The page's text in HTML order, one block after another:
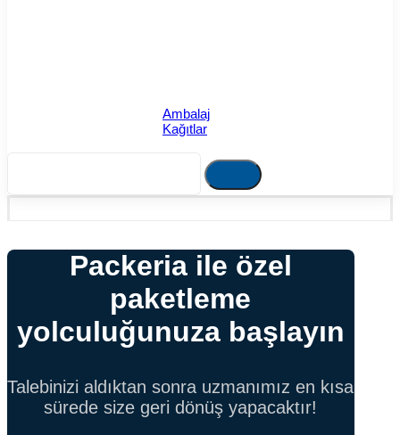
Ambalaj
Kağıtlar
Packeria ile özel
paketleme
yolculuğunuza başlayın
Talebinizi aldıktan sonra uzmanımız en kısa
sürede size geri dönüş yapacaktır!